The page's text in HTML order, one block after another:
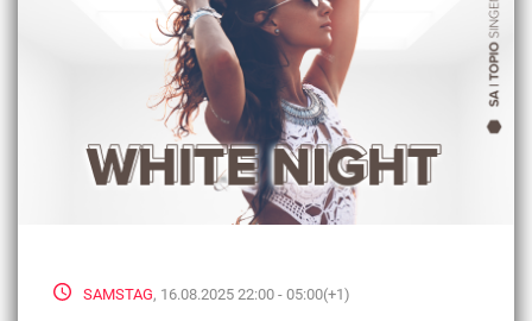
SAMSTAG, 16.08.2025 22:00 - 05:00(+1)